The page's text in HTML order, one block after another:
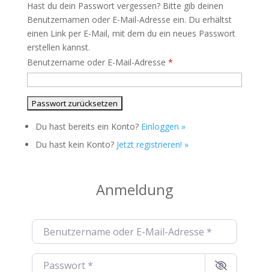
Hast du dein Passwort vergessen? Bitte gib deinen
Benutzernamen oder E-Mail-Adresse ein. Du erhältst
einen Link per E-Mail, mit dem du ein neues Passwort
erstellen kannst.
Benutzername oder E-Mail-Adresse *
Du hast bereits ein Konto? Einloggen »
Du hast kein Konto? Jetzt registrieren! »
Anmeldung
Benutzername oder E-Mail-Adresse
Passwort